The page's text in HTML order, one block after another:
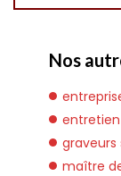
Nos
graveurs
maître